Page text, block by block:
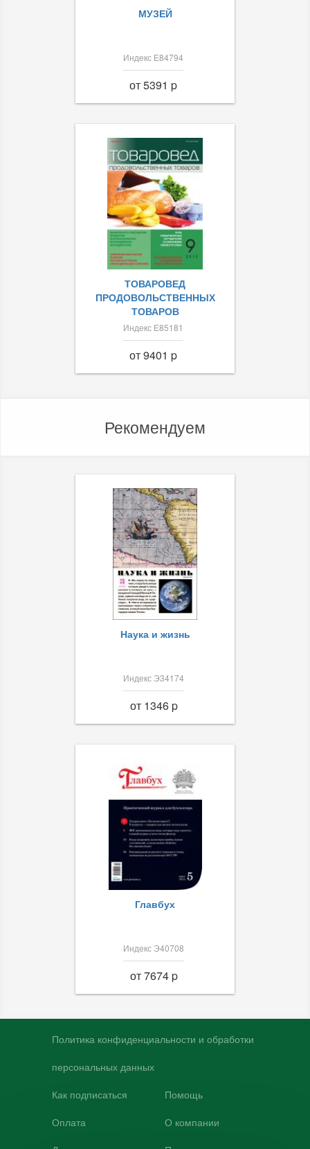
МУЗЕЙ
Индекс Е84794
от 5391 p
ТОВАРОВЕД
ПРОДОВОЛЬСТВЕННЫХ
ТОВАРОВ
Индекс Е85181
от 9401 p
Рекомендуем
Наука и жизнь
Индекс Э34174
от 1346 p
Главбух
Индекс Э40708
от 7674 p
Политика конфиденциальности и обработки
персональных данных
Как подписаться
Оплата
Помощь
О компании